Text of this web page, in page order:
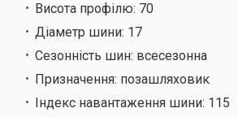
Висота профілю: 70
Діаметр шини: 17
Сезонність шин: всесезонна
Призначення: позашляховик
Індекс навантаження шини: 115